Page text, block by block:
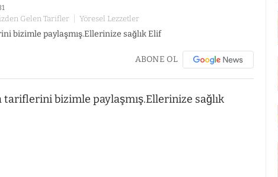
Gelen Tarifler Yöresel Lezzetler
ABONE OL
tariflerini bizimle paylaşmış.Ellerinize sağlık